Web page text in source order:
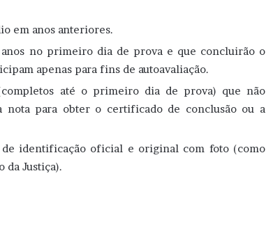
em anos anteriores.
no primeiro dia de prova e que concluirão o
apenas para fins de autoavaliação.
até o primeiro dia de prova) que não
para obter o certificado de conclusão ou a
de identificação oficial e original com foto (como
Justiça).